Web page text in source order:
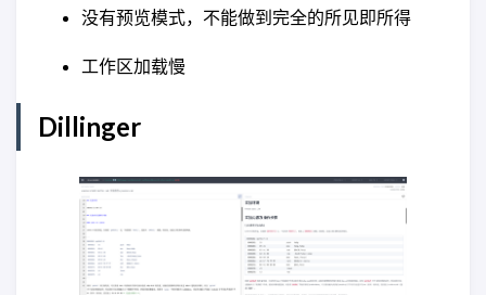
没有预览模式，不能做到完全的所见即所得
工作区加载慢
Dillinger